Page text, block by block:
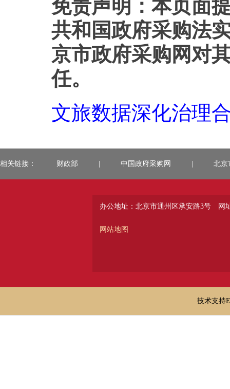
免责声明：本页面
共和国政府采购法
京市政府采购网对
任。
文旅数据深化治理
相关链接： 财政部 中国政府采购网 北京
办公地址：北京市通州区承安路3号
网站地图
网
技术支持